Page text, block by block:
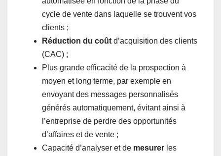
cycle de vente dans laquelle se trouvent vos
clients ;
Réduction du coût d’acquisition des clients
(CAC) ;
Plus grande efficacité de la prospection à
moyen et long terme, par exemple en
envoyant des messages personnalisés
générés automatiquement, évitant ainsi à
l’entreprise de perdre des opportunités
d’affaires et de vente ;
Capacité d’analyser et de mesurer les